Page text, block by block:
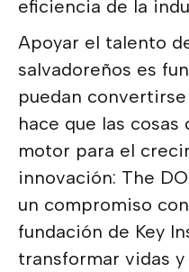
eficiencia de la
Apoyar el talento
salvadoreños es
puedan
hace que las cosas
motor para el
innovación: The
un compromiso
fundación de Key
transformar vidas